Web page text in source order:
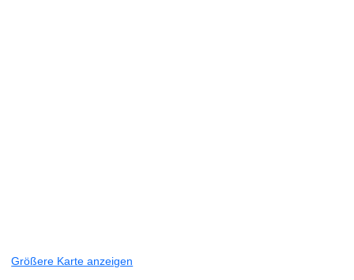
Größere Karte anzeigen